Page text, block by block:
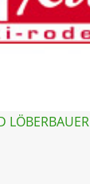
LÖBERBAUER